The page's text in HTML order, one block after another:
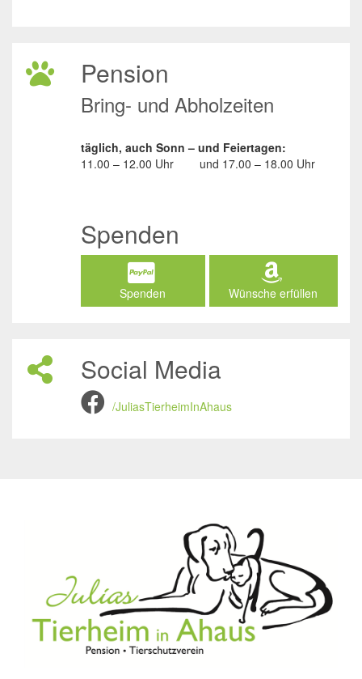
Pension
Bring- und Abholzeiten
täglich, auch Sonn – und Feiertagen:
11.00 – 12.00 Uhr
und 17.00 – 18.00 Uhr
Spenden
Spenden Wünsche erfüllen
Social Media
/JuliasTierheimInAhaus